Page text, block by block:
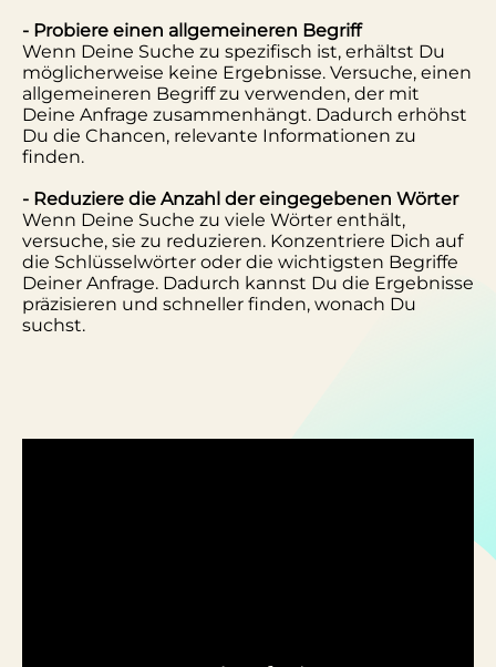
- Probiere einen allgemeineren Begriff
Wenn Deine Suche zu spezifisch ist, erhältst Du
möglicherweise keine Ergebnisse. Versuche, einen
allgemeineren Begriff zu verwenden, der mit
Deine Anfrage zusammenhängt. Dadurch erhöhst
Du die Chancen, relevante Informationen zu
finden.
- Reduziere die Anzahl der eingegebenen Wörter
Wenn Deine Suche zu viele Wörter enthält,
versuche, sie zu reduzieren. Konzentriere Dich auf
die Schlüsselwörter oder die wichtigsten Begriffe
Deiner Anfrage. Dadurch kannst Du die Ergebnisse
präzisieren und schneller finden, wonach Du
suchst.